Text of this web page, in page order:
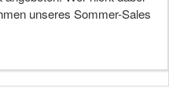
unseres Sommer-Sales